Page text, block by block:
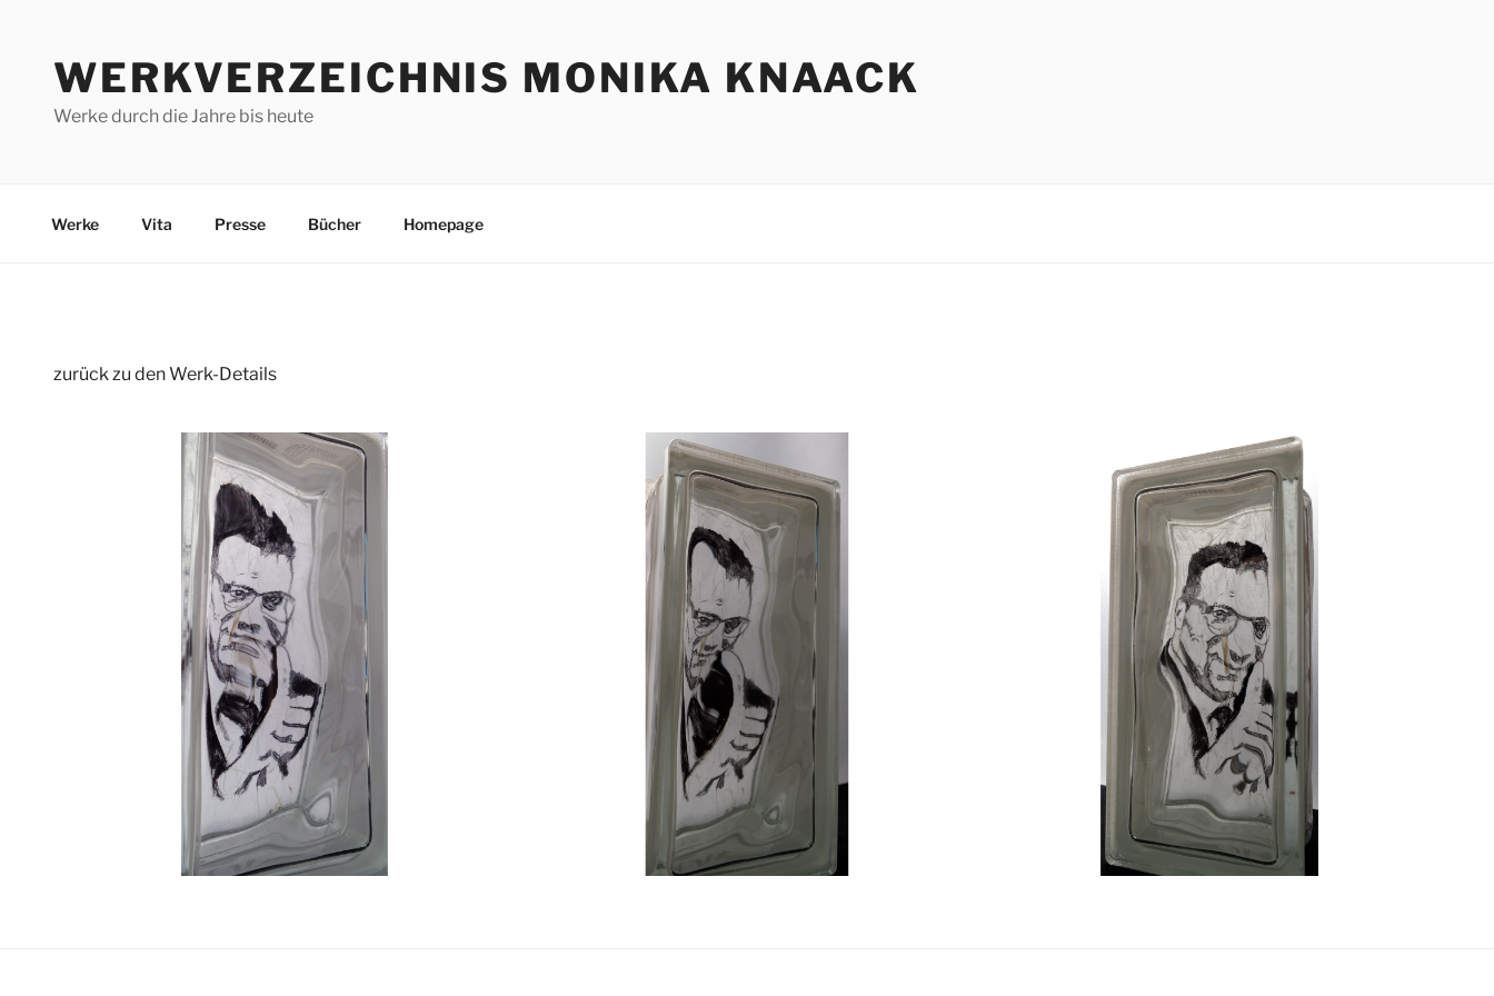
springenWERKVERZEICHNIS MONIKA KNAACK
Werke durch die Jahre bis heute
Werke Vita Presse Bücher Homepage
zurück zu den Werk-Details